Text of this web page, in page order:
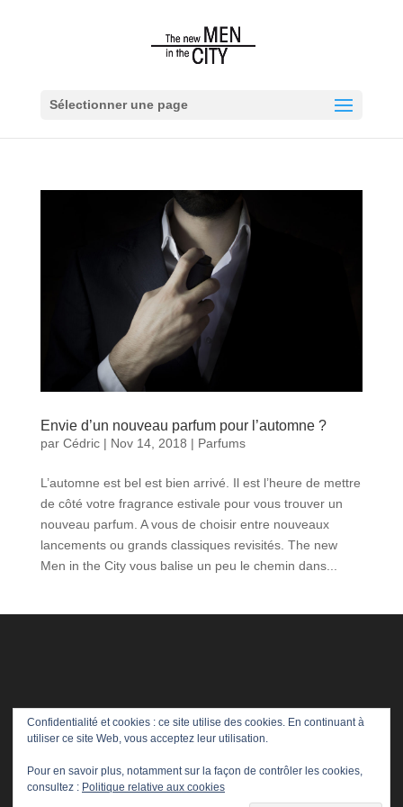
Sélectionner une page
Envie d’un nouveau parfum pour l’automne ?
par Cédric| Nov 14, 2018 | Parfums
L’automne est bel est bien arrivé. Il est l’heure de mettre
de côté votre fragrance estivale pour vous trouver un
nouveau parfum. A vous de choisir entre nouveaux
lancements ou grands classiques revisités. The new
Men in the City vous balise un peu le chemin dans...
Confidentialité et cookies : ce site utilise des cookies. En continuant à
utiliser ce site Web, vous acceptez leur utilisation.
Pour en savoir plus, notamment sur la façon de contrôler les cookies,
consultez : Politique relative aux cookies